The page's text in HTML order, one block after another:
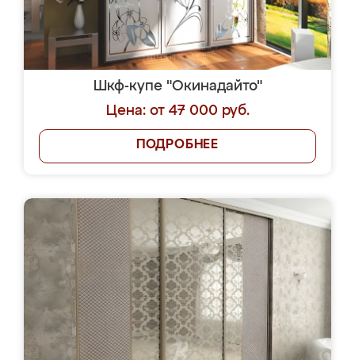
Шкф-купе "Окинадайто"
Цена: от 47 000 руб.
ПОДРОБНЕЕ